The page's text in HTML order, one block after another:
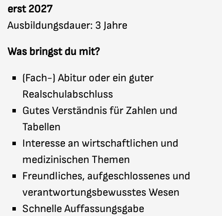
erst 2027
Ausbildungsdauer: 3 Jahre
Was bringst du mit?
(Fach-) Abitur oder ein guter
Realschulabschluss
Gutes Verständnis für Zahlen und
Tabellen
Interesse an wirtschaftlichen und
medizinischen Themen
Freundliches, aufgeschlossenes und
verantwortungsbewusstes Wesen
Schnelle Auffassungsgabe